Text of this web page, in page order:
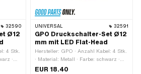
32590
Ø12
4 Stk.
·
UNIVERSAL 32591
GPO Druckschalter-Set Ø12
mm mit LED Flat-Head
Hersteller: GPO · Anzahl Kabel: 4 Stk.
· Material: Metall · Farbe: schwarz ·
Gesamtlänge: 25.6 mm · Gewindeart:
EUR 18.40